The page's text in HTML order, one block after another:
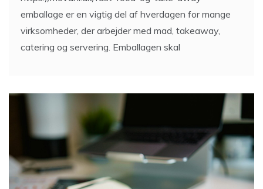
emballage er en vigtig del af hverdagen for mange
virksomheder, der arbejder med mad, takeaway,
catering og servering. Emballagen skal